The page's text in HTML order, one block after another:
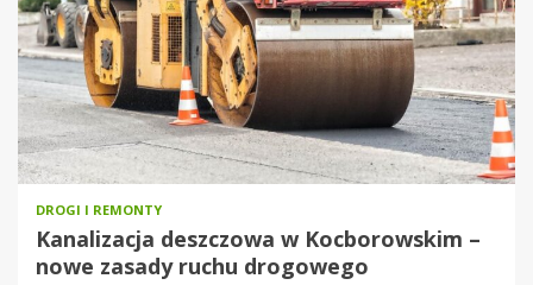
DROGI I REMONTY
Kanalizacja deszczowa w Kocborowskim –
nowe zasady ruchu drogowego